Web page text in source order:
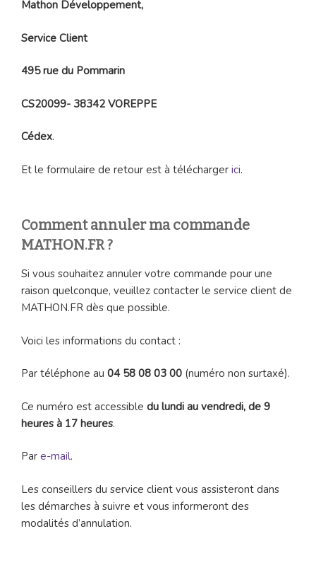
Mathon Développement,
Service Client
495 rue du Pommarin
CS20099- 38342 VOREPPE
Cédex.
Et le formulaire de retour est à télécharger ici.
Comment annuler ma commande
MATHON.FR ?
Si vous souhaitez annuler votre commande pour une
raison quelconque, veuillez contacter le service client de
MATHON.FR dès que possible.
Voici les informations du contact :
Par téléphone au 04 58 08 03 00 (numéro non surtaxé).
Ce numéro est accessible du lundi au vendredi, de 9
heures à 17 heures.
Par e-mail.
Les conseillers du service client vous assisteront dans
les démarches à suivre et vous informeront des
modalités d’annulation.